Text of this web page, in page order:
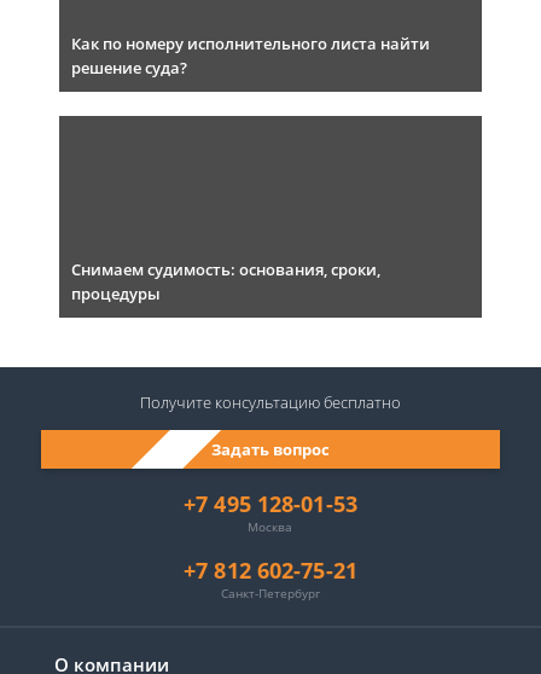
Как по номеру исполнительного листа найти
решение суда?
Снимаем судимость: основания, сроки,
процедуры
О компании
+7 495 128-01-53
Москва
+7 812 602-75-21
Санкт-Петербург
Задать вопрос
Получите консультациюбесплатно